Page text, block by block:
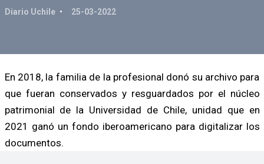
Diario Uchile 25-03-2022
En 2018, la familia de la profesional donó su archivo para
que fueran conservados y resguardados por el núcleo
patrimonial de la Universidad de Chile, unidad que en
2021 ganó un fondo iberoamericano para digitalizar los
documentos.